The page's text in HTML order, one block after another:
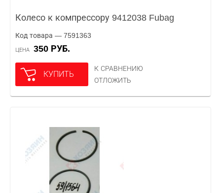
Колесо к компрессору 9412038 Fubag
Код товара — 7591363
ЦЕНА 350 РУБ.
КУПИТЬ
К СРАВНЕНИЮ
ОТЛОЖИТЬ